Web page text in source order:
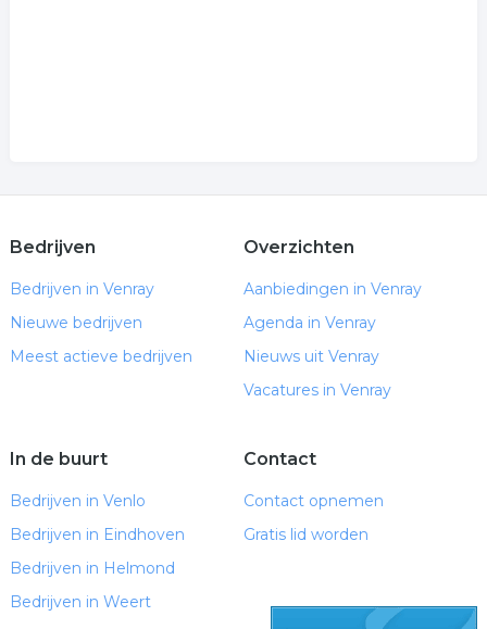
Bedrijven
Bedrijven in Venray
Nieuwe bedrijven
Meest actieve bedrijven
Overzichten
Aanbiedingen in Venray
Agenda in Venray
Nieuws uit Venray
Vacatures in Venray
In de buurt
Bedrijven in Venlo
Bedrijven in Eindhoven
Bedrijven in Helmond
Bedrijven in Weert
Contact
Contact opnemen
Gratis lid worden